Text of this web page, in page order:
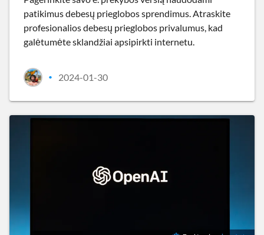
patikimus debesų prieglobos sprendimus. Atraskite
profesionalios debesų prieglobos privalumus, kad
galėtumėte sklandžiai apsipirkti internetu.
• 2024-01-30